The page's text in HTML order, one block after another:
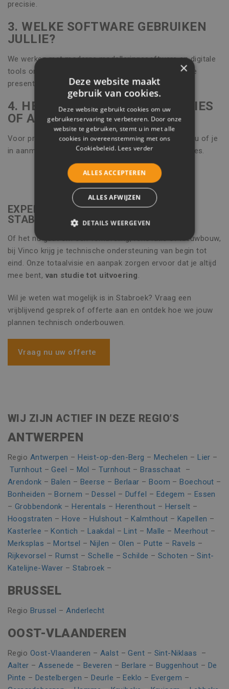
precisie.
3. WELKE SOFTWARE GEBRUIKEN
JULLIE?
We werken met moderne modelleringssoftware en digitale
tools om technische studies helder en nauwkeurig te
presenteren.
4. HEB IK OOK RECHT OP PREMIES
OF ADVIES OVER SUBSIDIES?
Voor projecten in Stabroek bekijken we graag met jou of je
in aanmerking komt voor energie- of renovatiepremies.
EXPERTISE VOOR JOUW PROJECT IN
STABROEK
Of het nu gaat om een verkaveling, renovatie of nieuwbouw,
bij Vinco krijg je technische ondersteuning van begin tot
eind. Onze totaalvisie en aanpak zorgen ervoor dat je altijd
mee bent, van studie tot uitvoering.
Wil je weten wat mogelijk is in Stabroek? Vraag een
vrijblijvend gesprek of offerte aan en ontdek hoe we jouw
plannen technisch onderbouwen.
Vraag nu uw offerte
WIJ ZIJN ACTIEF IN DEZE REGIO’S
ANTWERPEN
Regio Antwerpen –Heist-op-den-Berg –Mechelen –Lier –
Turnhout –Geel – Mol –Turnhout –Brasschaat –
Arendonk – Balen – Beerse – Berlaar –Boom –Boechout –
Bonheiden –Bornem –Dessel – Duffel – Edegem – Essen
– Grobbendonk –Herentals – Herenthout – Herselt –
Hoogstraten –Hove –Hulshout –Kalmthout – Kapellen –
Kasterlee –Kontich – Laakdal –Lint – Malle –Meerhout –
Merksplas –Mortsel – Nijlen – Olen –Putte – Ravels –
Rijkevorsel –Rumst – Schelle –Schilde – Schoten –Sint-
Katelijne-Waver –Stabroek –
BRUSSEL
Regio Brussel –Anderlecht
OOST-VLAANDEREN
Regio Oost-Vlaanderen – Aalst –Gent – Sint-Niklaas –
Aalter –Assenede –Beveren – Berlare –Buggenhout – De
Pinte – Destelbergen –Deurle –Eeklo –Evergem –
×
Deze website maakt
gebruik van cookies.
Deze website gebruikt cookies om uw
gebruikerservaring te verbeteren. Door onze
website te gebruiken, stemt u in met alle
cookies in overeenstemming met ons
Cookiebeleid. Lees verder
ALLES ACCEPTEREN
ALLES AFWIJZEN
DETAILS WEERGEVEN
STRIKT NOODZAKELIJK
PRESTATIE TARGETING
NIET-GECLASSIFICEERD
Strikt noodzakelijk
Targeting
zoals gebruikersaanmelding en accountbeheer.
De website kan niet goed worden gebruikt
zonder de strikt noodzakelijke cookies.
CookieScriptConsent
CookieScript
www.vincoengineering.be
1 maand
Naam Aanbieder / Domein
55401802-
Analytics,
het
Naam Aanbieder / Domein
MUID
Microsoft
.bing.com
1 jaar
Deze
mijn
kan
Naam
_clsk
_ga_8V21JTSSTN .vincoengineering.be
_clck
.vincoengineering.be 1 jaar